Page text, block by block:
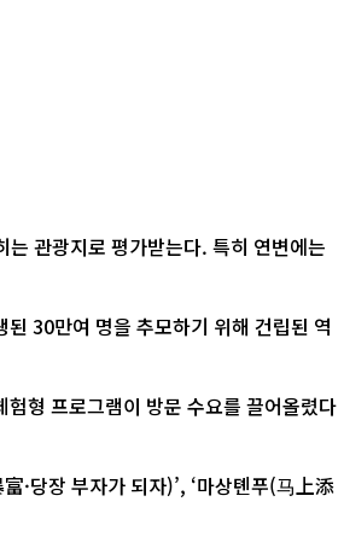
관광지로 평가받는다. 특히 연변에는
30만여 명을 추모하기 위해 건립된 역
형 프로그램이 방문 수요를 끌어올렸다
·당장 부자가 되자)’, ‘마상톈푸(马上添